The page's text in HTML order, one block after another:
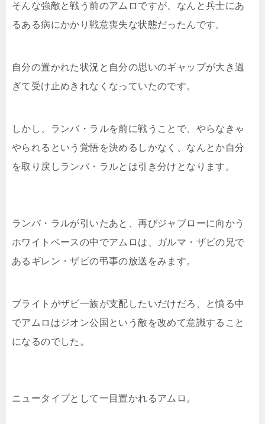
そんな強敵と戦う前のアムロですが、なんと兵士にあ
るある病にかかり戦意喪失な状態だったんです。
自分の置かれた状況と自分の思いのギャップが大き過
ぎて受け止めきれなくなっていたのです。
しかし、ランバ・ラルを前に戦うことで、やらなきゃ
やられるという覚悟を決めるしかなく、なんとか自分
を取り戻しランバ・ラルとは引き分けとなります。
ランバ・ラルが引いたあと、再びジャブローに向かう
ホワイトベースの中でアムロは、ガルマ・ザビの兄で
あるギレン・ザビの弔事の放送をみます。
ブライトがザビ一族が支配したいだけだろ、と憤る中
でアムロはジオン公国という敵を改めて意識すること
になるのでした。
ニュータイプとして一目置かれるアムロ。